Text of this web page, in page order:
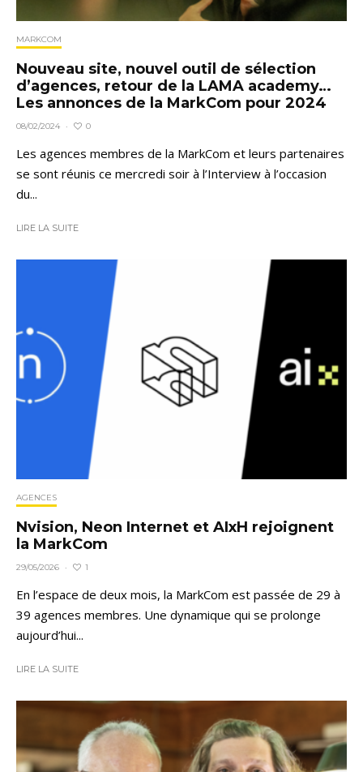
MARKCOM
Nouveau site, nouvel outil de sélection
d’agences, retour de la LAMA academy…
Les annonces de la MarkCom pour 2024
08/02/2024 · 0
Les agences membres de la MarkCom et leurs partenaires
se sont réunis ce mercredi soir à l’Interview à l’occasion
du...
LIRE LA SUITE
AGENCES
Nvision, Neon Internet et AIxH rejoignent
la MarkCom
29/05/2026 · 1
En l’espace de deux mois, la MarkCom est passée de 29 à
39 agences membres. Une dynamique qui se prolonge
aujourd’hui...
LIRE LA SUITE